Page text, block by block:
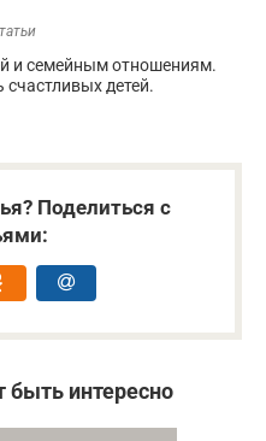
и семейным отношениям.
детей.
Поделиться с
интересно